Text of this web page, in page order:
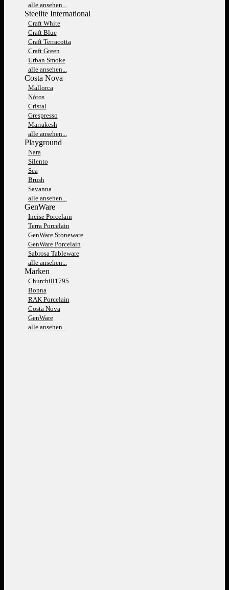
alle ansehen...
Steelite International
Craft White
Craft Blue
Craft Terracotta
Craft Green
Urban Smoke
alle ansehen...
Costa Nova
Mallorca
Nótos
Cristal
Grespresso
Marrakesh
alle ansehen...
Playground
Nara
Silento
Sea
Brush
Savanna
alle ansehen...
GenWare
Incise Porcelain
Terra Porcelain
GenWare Stoneware
GenWare Porcelain
Sabrosa Tableware
alle ansehen...
Marken
Churchill1795
Bonna
RAK Porcelain
Costa Nova
GenWare
alle ansehen...